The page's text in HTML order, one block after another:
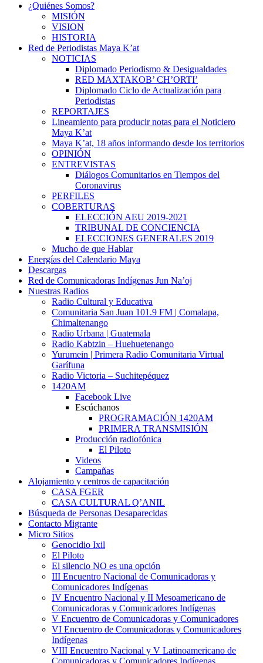
¿Quiénes Somos?
MISIÓN
VISION
HISTORIA
Red de Periodistas Maya K’at
NOTICIAS
Diplomado Periodismo & Desigualdades
RED MAXTAKOB’ CH’ORTI’
Diplomado Ciclo de Actualización para
Periodistas
REPORTAJES
Lineamiento para producir notas para el Noticiero
Maya K’at
Maya K’at, 18 años informando desde los territorios
OPINIÓN
ENTREVISTAS
Diálogos Comunitarios en Tiempos del
Coronavirus
PERFILES
COBERTURAS
ELECCIÓN AEU 2019-2021
TRIBUNAL DE CONCIENCIA
ELECCIONES GENERALES 2019
Mucho de que Hablar
Energías del Calendario Maya
Descargas
Red de Comunicadoras Indígenas Jun Na’oj
Nuestras Radios
Radio Cultural y Educativa
Comunitaria San Juan 101.9 FM | Comalapa,
Chimaltenango
Radio Urbana | Guatemala
Radio Kabtzin – Huehuetenango
Yurumein | Primera Radio Comunitaria Virtual
Garífuna
Radio Victoria – Suchitepéquez
1420AM
Facebook Live
Escúchanos
PROGRAMACIÓN 1420AM
PRIMERA TRANSMISIÓN
Producción radiofónica
El Piloto
Videos
Campañas
Alojamiento y centros de capacitación
CASA FGER
CASA CULTURAL Q’ANIL
Búsqueda de Personas Desaparecidas
Contacto Migrante
Micro Sitios
Genocidio Ixil
El Piloto
El silencio NO es una opción
III Encuentro Nacional de Comunicadoras y
Comunicadores Indígenas
IV Encuentro Nacional y II Mesoamericano de
Comunicadoras y Comunicadores Indígenas
V Encuentro de Comunicadoras y Comunicadores
VI Encuentro de Comunicadoras y Comunicadores
Indígenas
VIII Encuentro Nacional y V Latinoamericano de